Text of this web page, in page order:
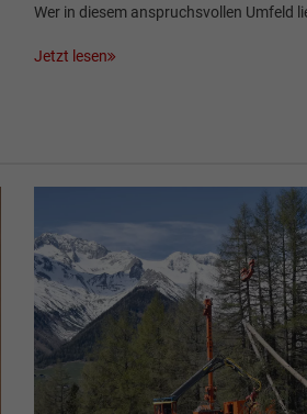
Wer in diesem anspruchsvollen Umfeld
Jetzt lesen